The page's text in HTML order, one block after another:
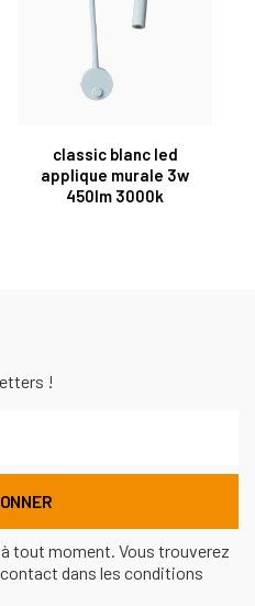
classic blanc led
applique murale 3w
450lm 3000k
!
tout moment. Vous trouverez
dans les conditions